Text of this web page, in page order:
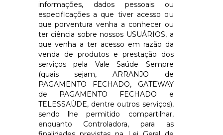
informações, dados pessoais ou
especificações a que tiver acesso ou
que porventura venha a conhecer ou
ter ciência sobre nossos USUÁRIOS, a
que venha a ter acesso em razão da
venda de produtos e prestação dos
serviços pela Vale Saúde Sempre
(quais sejam, ARRANJO de
PAGAMENTO FECHADO, GATEWAY
de PAGAMENTO FECHADO e
TELESSAÙDE, dentre outros serviços),
sendo lhe permitido compartilhar,
enquanto Controladora, para as